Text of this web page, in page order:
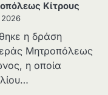
Κίτρους
η δράση
Μητροπόλεως
η οποία